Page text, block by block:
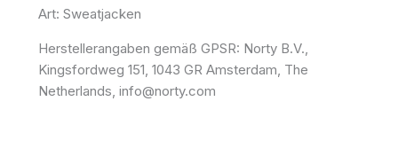
Art: Sweatjacken
Herstellerangaben gemäß GPSR: Norty B.V.,
Kingsfordweg 151, 1043 GR Amsterdam, The
Netherlands, info@norty.com